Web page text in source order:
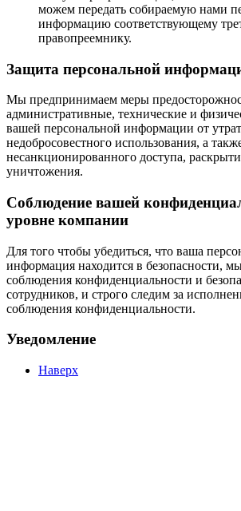
можем передать собираемую нами
информацию соответствующему
правопреемнику.
Защита персональной
Мы предпринимаем меры
административные, технические и
вашей персональной информации от
недобросовестного использования, а
несанкционированного доступа,
уничтожения.
Соблюдение вашей
уровне компании
Для того чтобы убедиться, что ваша
информация находится в безопасности,
соблюдения конфиденциальности и
сотрудников, и строго следим за
соблюдения конфиденциальности.
Уведомление
Наверх